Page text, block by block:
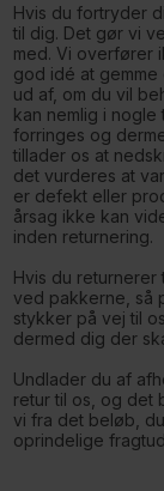
Hvis du fortryder
til dig. Det gør vi
med. Vi overfører
god idé at
ud af, om du vil
kan nemlig i
forringes og
tillader os at
det vurderes at
er defekt eller
årsag ikke kan
inden returnering.
Hvis du returnerer
ved pakkerne, så
stykker på vej til
dermed dig der
Undlader du af
retur til os, og
vi fra det beløb,
oprindelige